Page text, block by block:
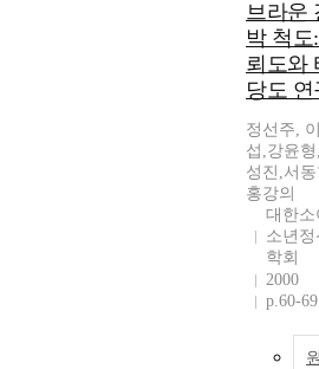
브라운
박 척도
뢰도와
당도 연
정선주,
섭,강윤
성진,서
홍강의
대한소
소년
학회
2000
p.60-69